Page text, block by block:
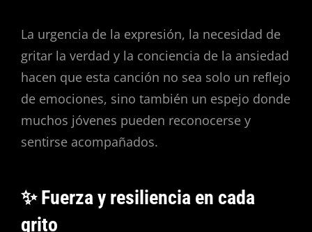
La urgencia de la expresión, la necesidad de
gritar la verdad y la conciencia de la ansiedad
hacen que esta canción no sea solo un reflejo
de emociones, sino también un espejo donde
muchos jóvenes pueden reconocerse y
sentirse acompañados.
✨ Fuerza y resiliencia en cada
grito